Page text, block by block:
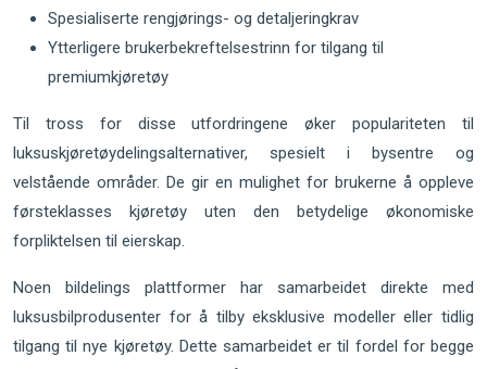
Spesialiserte rengjørings- og detaljeringkrav
Ytterligere brukerbekreftelsestrinn for tilgang til
premiumkjøretøy
Til tross for disse utfordringene øker populariteten til
luksuskjøretøydelingsalternativer, spesielt i bysentre og
velstående områder. De gir en mulighet for brukerne å oppleve
førsteklasses kjøretøy uten den betydelige økonomiske
forpliktelsen til eierskap.
Noen bildelings plattformer har samarbeidet direkte med
luksusbilprodusenter for å tilby eksklusive modeller eller tidlig
tilgang til nye kjøretøy. Dette samarbeidet er til fordel for begge